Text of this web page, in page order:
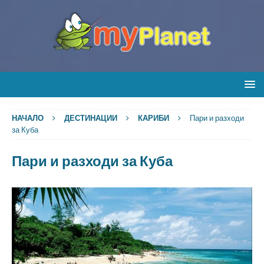
НАЧАЛО ДЕСТИНАЦИИ КАРИБИ
Пари и разходи
за Куба
Пари и разходи за Куба